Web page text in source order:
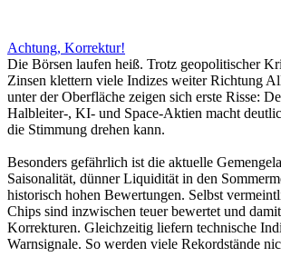
Achtung, Korrektur!
Die Börsen laufen heiß. Trotz geopolitischer
Zinsen klettern viele Indizes weiter Richtung
unter der Oberfläche zeigen sich erste Risse:
Halbleiter-, KI- und Space-Aktien macht
die Stimmung drehen kann.
Besonders gefährlich ist die aktuelle
Saisonalität, dünner Liquidität in den
historisch hohen Bewertungen. Selbst
Chips sind inzwischen teuer bewertet und
Korrekturen. Gleichzeitig liefern technische
Warnsignale. So werden viele Rekordstände